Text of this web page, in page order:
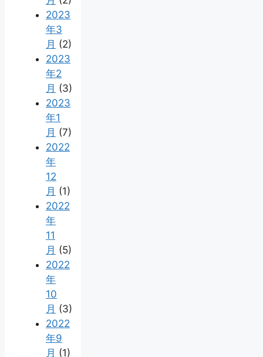
2023
年3
月 (2)
2023
年2
月 (3)
2023
年1
月 (7)
2022
年
12
月 (1)
2022
年
11
月 (5)
2022
年
10
月 (3)
2022
年9
月 (1)